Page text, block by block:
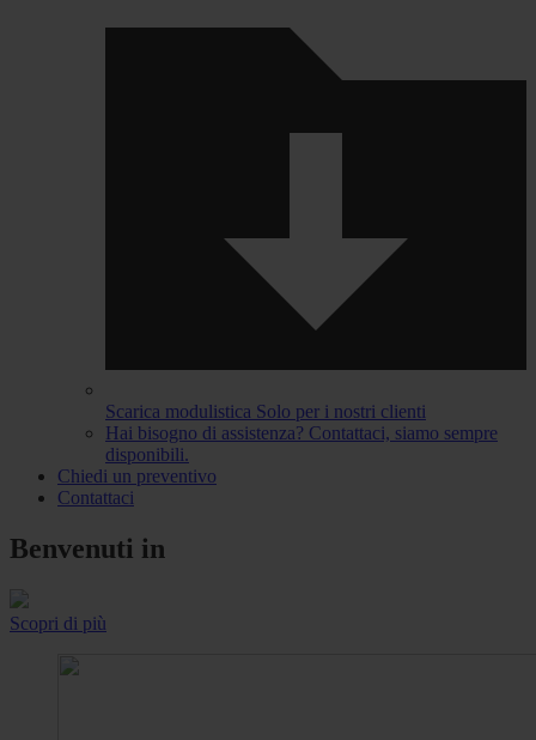
Scarica modulistica Solo per i nostri clienti
Hai bisogno di assistenza? Contattaci, siamo sempre
disponibili.
Chiedi un preventivo
Contattaci
Benvenuti in
Scopri di più